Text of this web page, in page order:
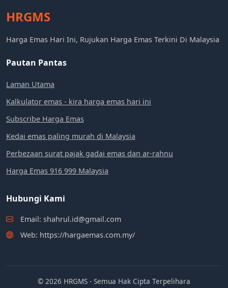
HRGMS
Harga Emas Hari Ini, Rujukan Harga Emas Terkini Di Malaysia
Pautan Pantas
Laman Utama
Kalkulator emas - kira harga emas hari ini
Subscribe Harga Emas
Kedai emas paling murah di Malaysia
Perbezaan surat pajak gadai emas dan ar-rahnu
Harga Emas 916 999 Malaysia
Hubungi Kami
Email: shahrul.id@gmail.com
Web: https://hargaemas.com.my/
© 2026 HRGMS - Semua Hak Cipta Terpelihara